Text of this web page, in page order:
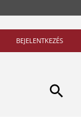
BEJELENTKEZÉS